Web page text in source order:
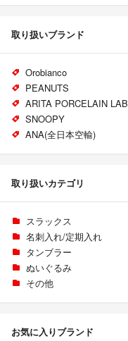
取り扱いブランド
Orobianco
PEANUTS
ARITA PORCELAIN LAB
SNOOPY
ANA(全日本空輸)
取り扱いカテゴリ
スラックス
名刺入れ/定期入れ
タンブラー
ぬいぐるみ
その他
お気に入りブランド